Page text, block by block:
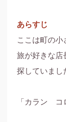
あらすじ
ここは町の小
旅が好きな店
探していまし
「カラン　コ